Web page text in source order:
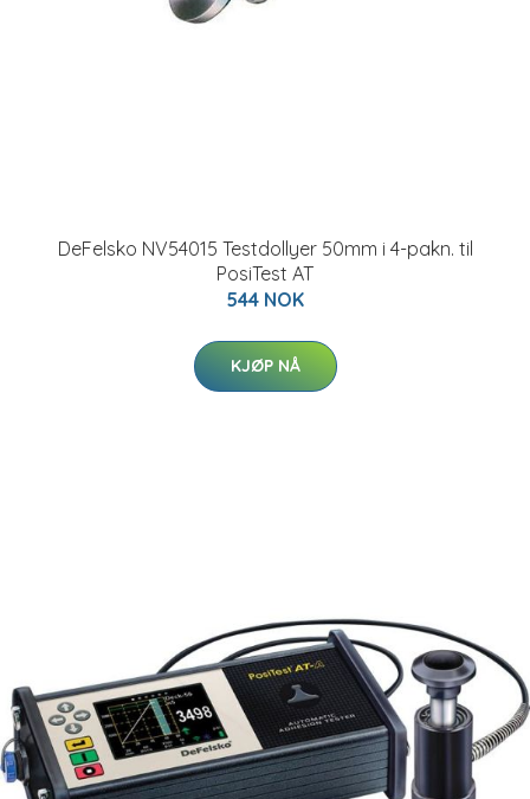
DeFelsko NV54015 Testdollyer 50mm i 4-pakn. til
PosiTest AT
544 NOK
KJØP NÅ